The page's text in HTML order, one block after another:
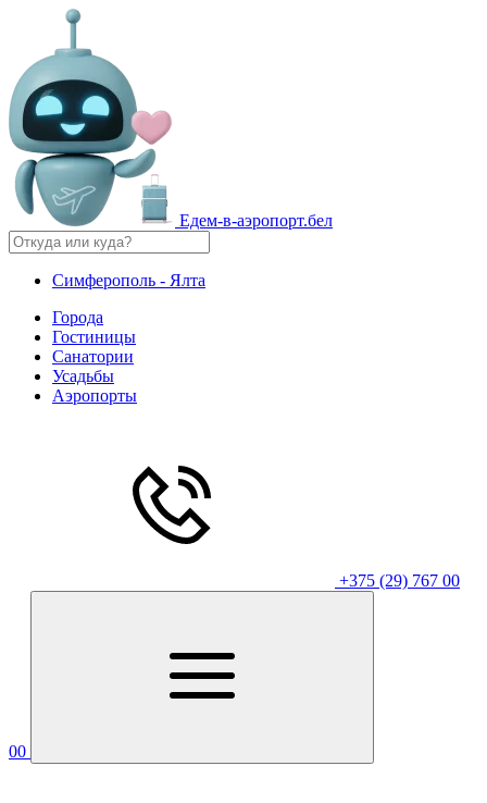
Едем-в-аэропорт.бел
Симферополь - Ялта
Города
Гостиницы
Санатории
Усадьбы
Аэропорты
+375 (29) 767 00
00